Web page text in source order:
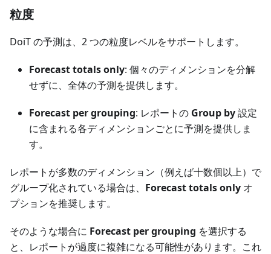
粒度
DoiT の予測は、2 つの粒度レベルをサポートします。
Forecast totals only: 個々のディメンションを分解
せずに、全体の予測を提供します。
Forecast per grouping: レポートの Group by設定
に含まれる各ディメンションごとに予測を提供しま
す。
レポートが多数のディメンション（例えば十数個以上）で
グループ化されている場合は、 Forecast totals only オ
プションを推奨します。
そのような場合に Forecast per grouping を選択する
と、レポートが過度に複雑になる可能性があります。これ